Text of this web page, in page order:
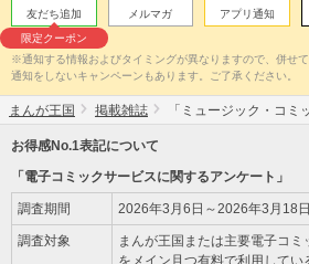
友だち追加
限定クーポン
メルマガ アプリ通知
※通知する情報およびタイミングが異なりますので、併せ
通知をしないキャンペーンもあります。ご了承ください。
まんが王国 掲載雑誌 「ミュージック・コミ
お得感No.1表記について
「電子コミックサービスに関するアンケート」
調査期間 2026年3月6日～2026年3月18日
調査対象
まんが王国または主要電子コ
をメイン且つ有料で利用して